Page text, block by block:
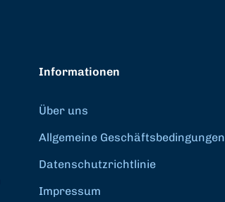
Informationen
Über uns
Allgemeine Geschäftsbedingungen
Datenschutzrichtlinie
Impressum